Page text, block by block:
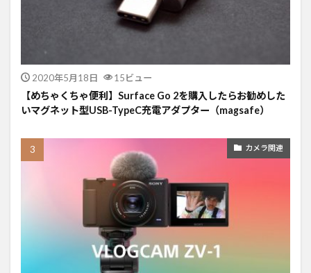
2020年5月18日 15ビュー
【めちゃくちゃ便利】Surface Go 2を購入したらお勧めした
いマグネット型USB-TypeC充電アダプター（magsafe）
カメラ関連